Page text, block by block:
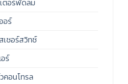
ตอร์พัดลม
อร์
เชอร์สวิทช์
ร์
คอนโทรล